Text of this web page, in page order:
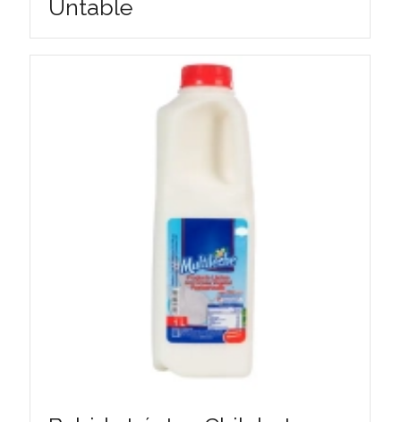
Untable